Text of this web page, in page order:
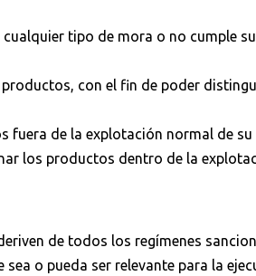
tipo de mora o no cumple
con el fin de poder
fuera de la explotación normal de
los productos dentro de la
de todos los regímenes
o pueda ser relevante para la